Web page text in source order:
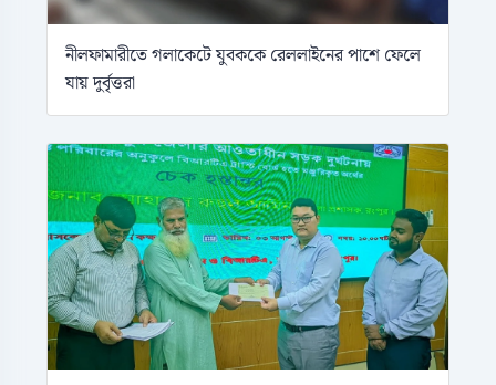
নীলফামারীতে গলাকেটে যুবককে রেললাইনের পাশে ফেলে
যায় দুর্বৃত্তরা